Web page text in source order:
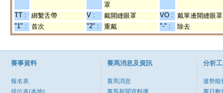
罩
TT : 綁繫舌帶 V : 戴開縫眼罩 VO : 戴單邊開縫眼罩
"1" :
首次 "2" : 重戴 "-" : 除去
賽事資料
報名表
排位表(本地)
賽馬消息及資訊
賽馬消息
賽馬新聞資料庫
分析
速勢能
賽日數